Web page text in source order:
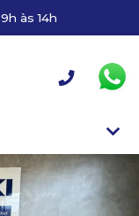
às 14h